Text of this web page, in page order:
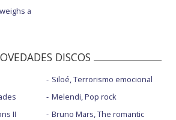
a
DISCOS
II
Siloé, Terrorismo emocional
Melendi, Pop rock
Bruno Mars, The romantic